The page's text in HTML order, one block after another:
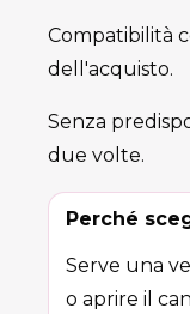
Compatibilità
dell'acquisto.
Senza
due volte.
Perché
Serve una
o aprire il